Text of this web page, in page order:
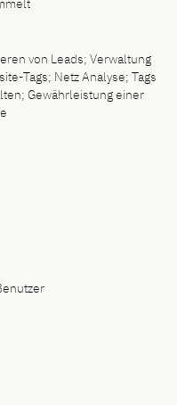
von Leads; Verwaltung
Tags; Netz Analyse; Tags
Gewährleistung einer